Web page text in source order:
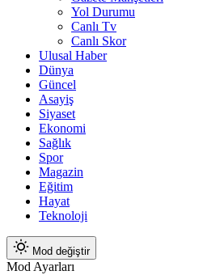
Yol Durumu
Canlı Tv
Canlı Skor
Ulusal Haber
Dünya
Güncel
Asayiş
Siyaset
Ekonomi
Sağlık
Spor
Magazin
Eğitim
Hayat
Teknoloji
Mod değiştir
Mod Ayarları